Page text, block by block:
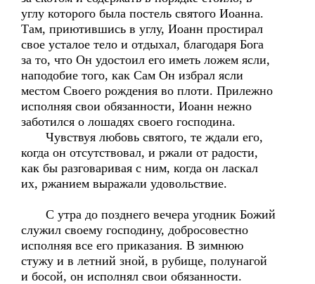
углу которого была постель святого Иоанна.
Там, приютившись в углу, Иоанн простирал
свое усталое тело и отдыхал, благодаря Бога
за то, что Он удостоил его иметь ложем ясли,
наподобие того, как Сам Он избрал ясли
местом Своего рождения во плоти. Прилежно
исполняя свои обязанности, Иоанн нежно
заботился о лошадях своего господина.
Чувствуя любовь святого, те ждали его,
когда он отсутствовал, и ржали от радости,
как бы разговаривая с ним, когда он ласкал
их, ржанием выражали удовольствие.
С утра до позднего вечера угодник Божий
служил своему господину, добросовестно
исполняя все его приказания. В зимнюю
стужу и в летний зной, в рубище, полунагой
и босой, он исполнял свои обязанности.